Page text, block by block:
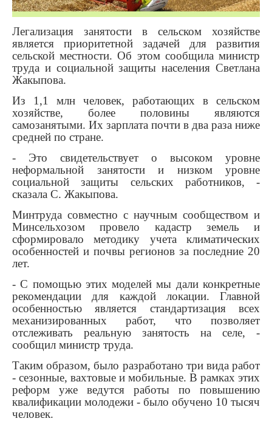
Легализация занятости в сельском хозяйстве
является приоритетной задачей для развития
сельской местности. Об этом сообщила министр
труда и социальной защиты населения Светлана
Жакыпова.
Из 1,1 млн человек, работающих в сельском
хозяйстве, более половины являются
самозанятыми. Их зарплата почти в два раза ниже
средней по стране.
- Это свидетельствует о высоком уровне
неформальной занятости и низком уровне
социальной защиты сельских работников, -
сказала С. Жакыпова.
Минтруда совместно с научным сообществом и
Минсельхозом провело кадастр земель и
сформировало методику учета климатических
особенностей и почвы регионов за последние 20
лет.
- С помощью этих моделей мы дали конкретные
рекомендации для каждой локации. Главной
особенностью является стандартизация всех
механизированных работ, что позволяет
отслеживать реальную занятость на селе, -
сообщил министр труда.
Таким образом, было разработано три вида работ
- сезонные, вахтовые и мобильные. В рамках этих
реформ уже ведутся работы по повышению
квалификации молодежи - было обучено 10 тысяч
человек.